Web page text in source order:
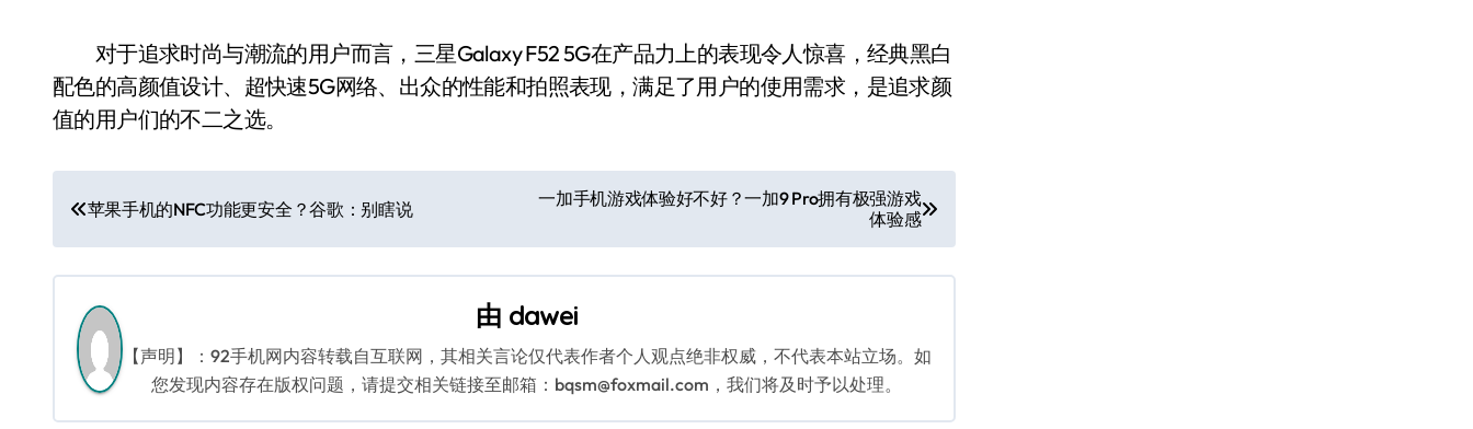
对于追求时尚与潮流的用户而言，三星Galaxy F52 5G在产品力上的表现令人惊喜，经典黑白
配色的高颜值设计、超快速5G网络、出众的性能和拍照表现，满足了用户的使用需求，是追求颜
值的用户们的不二之选。
文
章
导
航
苹果手机的NFC功能更安全？谷歌：别瞎说
一加手机游戏体验好不好？一加9 Pro拥有极强游戏
体验感
由 dawei
【声明】：92手机网内容转载自互联网，其相关言论仅代表作者个人观点绝非权威，不代表本站立场。如
您发现内容存在版权问题，请提交相关链接至邮箱：bqsm@foxmail.com，我们将及时予以处理。